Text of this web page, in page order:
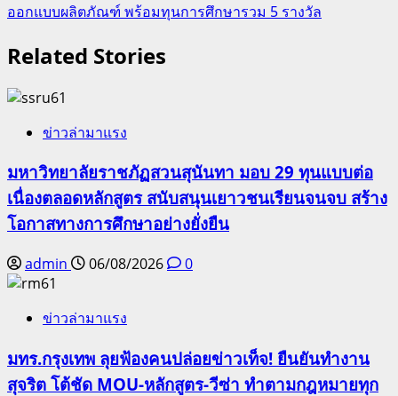
ออกแบบผลิตภัณฑ์ พร้อมทุนการศึกษารวม 5 รางวัล
Related Stories
ข่าวล่ามาแรง
มหาวิทยาลัยราชภัฏสวนสุนันทา มอบ 29 ทุนแบบต่อ
เนื่องตลอดหลักสูตร สนับสนุนเยาวชนเรียนจนจบ สร้าง
โอกาสทางการศึกษาอย่างยั่งยืน
admin 06/08/2026 0
ข่าวล่ามาแรง
มทร.กรุงเทพ ลุยฟ้องคนปล่อยข่าวเท็จ! ยืนยันทำงาน
สุจริต โต้ชัด MOU-หลักสูตร-วีซ่า ทำตามกฎหมายทุก